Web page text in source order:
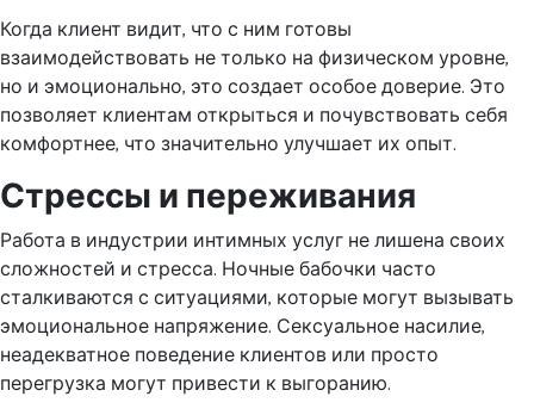
Когда клиент видит, что с ним готовы
взаимодействовать не только на физическом уровне,
но и эмоционально, это создает особое доверие. Это
позволяет клиентам открыться и почувствовать себя
комфортнее, что значительно улучшает их опыт.
Стрессы и переживания
Работа в индустрии интимных услуг не лишена своих
сложностей и стресса. Ночные бабочки часто
сталкиваются с ситуациями, которые могут вызывать
эмоциональное напряжение. Сексуальное насилие,
неадекватное поведение клиентов или просто
перегрузка могут привести к выгоранию.